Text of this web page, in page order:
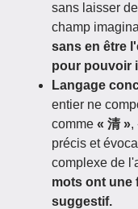
sans laisser
champ
sans en être
pour pouvoir
Langage
entier ne
comme « 清 »,
précis et
complexe de
mots ont une
suggestif.